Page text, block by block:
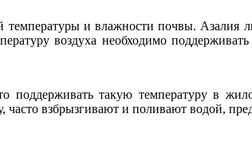
и влажности почвы. Азалия
воздуха необходимо
поддерживать такую температуру в
взбрызгивают и поливают водой,